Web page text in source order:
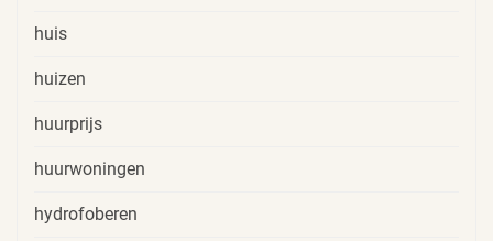
huis
huizen
huurprijs
huurwoningen
hydrofoberen